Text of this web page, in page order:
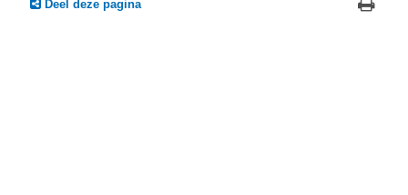
Deel deze pagina